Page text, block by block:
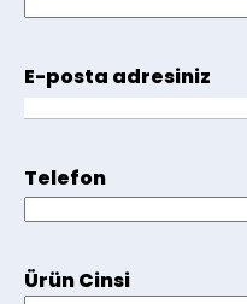
E-posta adresiniz
Telefon
Ürün Cinsi